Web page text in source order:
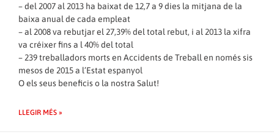
– del 2007 al 2013 ha baixat de 12,7 a 9 dies la mitjana de la
baixa anual de cada empleat
– al 2008 va rebutjar el 27,39% del total rebut, i al 2013 la xifra
va créixer fins a l 40% del total
– 239 treballadors morts en Accidents de Treball en només sis
mesos de 2015 a l’Estat espanyol
O els seus beneficis o la nostra Salut!
LLEGIR MÉS »